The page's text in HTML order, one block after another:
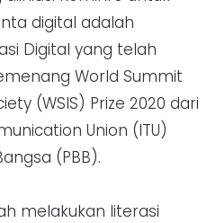
digital adalah
Digital yang telah
World Summit
(WSIS) Prize 2020 dari
Union (ITU)
(PBB).
melakukan literasi